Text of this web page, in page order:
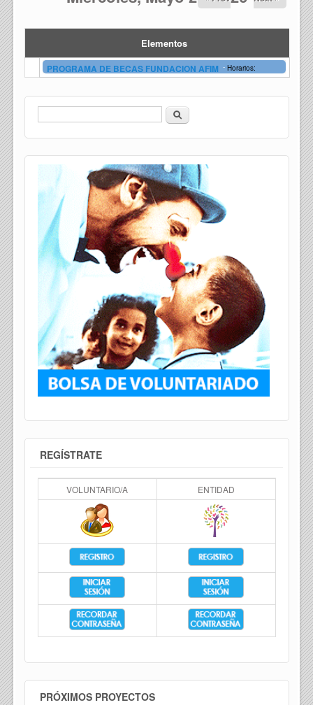
Elementos
PROGRAMA DE BECAS FUNDACION AFIM - Horarios:
Formulario de búsqueda
Buscar
REGÍSTRATE
VOLUNTARIO/A ENTIDAD
PRÓXIMOS PROYECTOS